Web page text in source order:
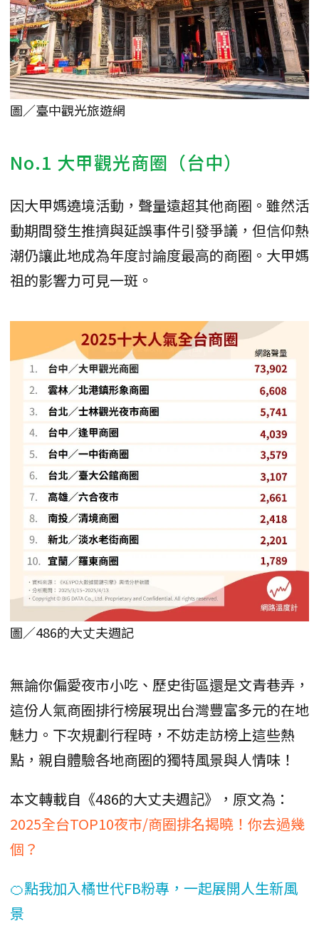
圖／臺中觀光旅遊網
No.1 大甲觀光商圈（台中）
因大甲媽遶境活動，聲量遠超其他商圈。雖然活
動期間發生推擠與延誤事件引發爭議，但信仰熱
潮仍讓此地成為年度討論度最高的商圈。大甲媽
祖的影響力可見一斑。
圖／486的大丈夫週記
無論你偏愛夜市小吃、歷史街區還是文青巷弄，
這份人氣商圈排行榜展現出台灣豐富多元的在地
魅力。下次規劃行程時，不妨走訪榜上這些熱
點，親自體驗各地商圈的獨特風景與人情味！
本文轉載自《486的大丈夫週記》，原文為：
2025全台TOP10夜市/商圈排名揭曉！你去過幾
個？
🍊點我加入橘世代FB粉專，一起展開人生新風
景